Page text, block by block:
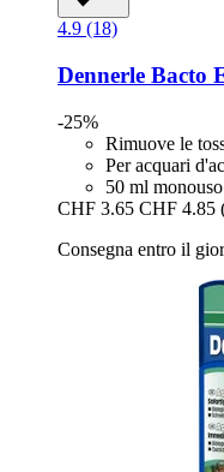
4.9 (18)
Dennerle Bacto
-25%
Rimuove le
Per acquari
50 ml
CHF 3.65 CHF 4.85
Consegna entro il